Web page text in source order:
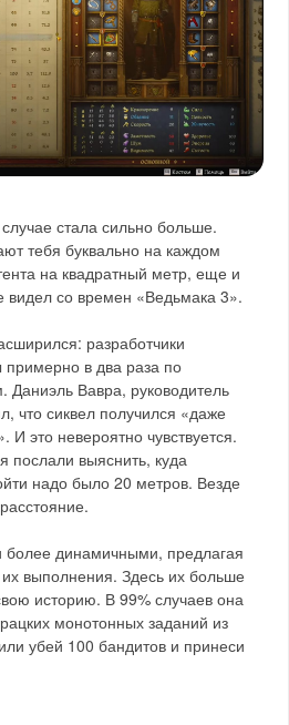
стала сильно больше.
тебя буквально на каждом
на квадратный метр, еще и
видел со времен «Ведьмака 3».
разработчики
в два раза по
Даниэль Вавра, руководитель
что сиквел получился «даже
это невероятно чувствуется.
послали выяснить, куда
надо было 20 метров. Везде
более динамичными, предлагая
выполнения. Здесь их больше
историю. В 99% случаев она
монотонных заданий из
убей 100 бандитов и принеси